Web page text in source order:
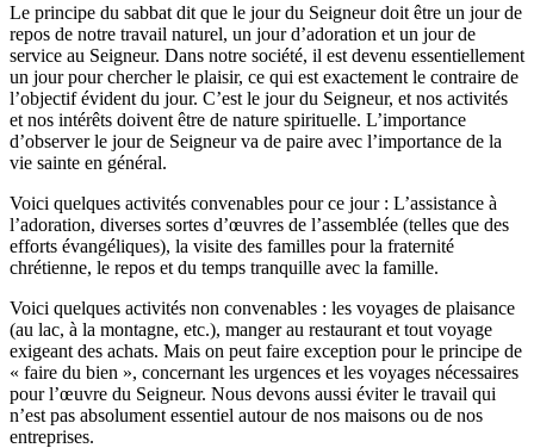
Le principe du sabbat dit que le jour du Seigneur doit être un jour de
repos de notre travail naturel, un jour d’adoration et un jour de
service au Seigneur. Dans notre société, il est devenu essentiellement
un jour pour chercher le plaisir, ce qui est exactement le contraire de
l’objectif évident du jour. C’est le jour du Seigneur, et nos activités
et nos intérêts doivent être de nature spirituelle. L’importance
d’observer le jour de Seigneur va de paire avec l’importance de la
vie sainte en général.
Voici quelques activités convenables pour ce jour : L’assistance à
l’adoration, diverses sortes d’œuvres de l’assemblée (telles que des
efforts évangéliques), la visite des familles pour la fraternité
chrétienne, le repos et du temps tranquille avec la famille.
Voici quelques activités non convenables : les voyages de plaisance
(au lac, à la montagne, etc.), manger au restaurant et tout voyage
exigeant des achats. Mais on peut faire exception pour le principe de
« faire du bien », concernant les urgences et les voyages nécessaires
pour l’œuvre du Seigneur. Nous devons aussi éviter le travail qui
n’est pas absolument essentiel autour de nos maisons ou de nos
entreprises.